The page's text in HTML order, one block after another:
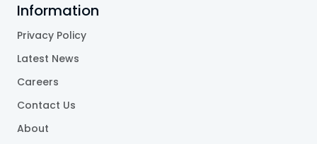
Information
Privacy Policy
Latest News
Careers
Contact Us
About